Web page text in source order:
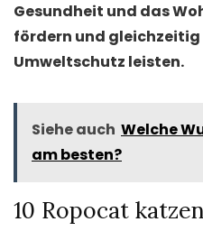
Gesundheit und das
fördern und
Umweltschutz leisten.
Siehe auch Welche
am besten?
10 Ropocat